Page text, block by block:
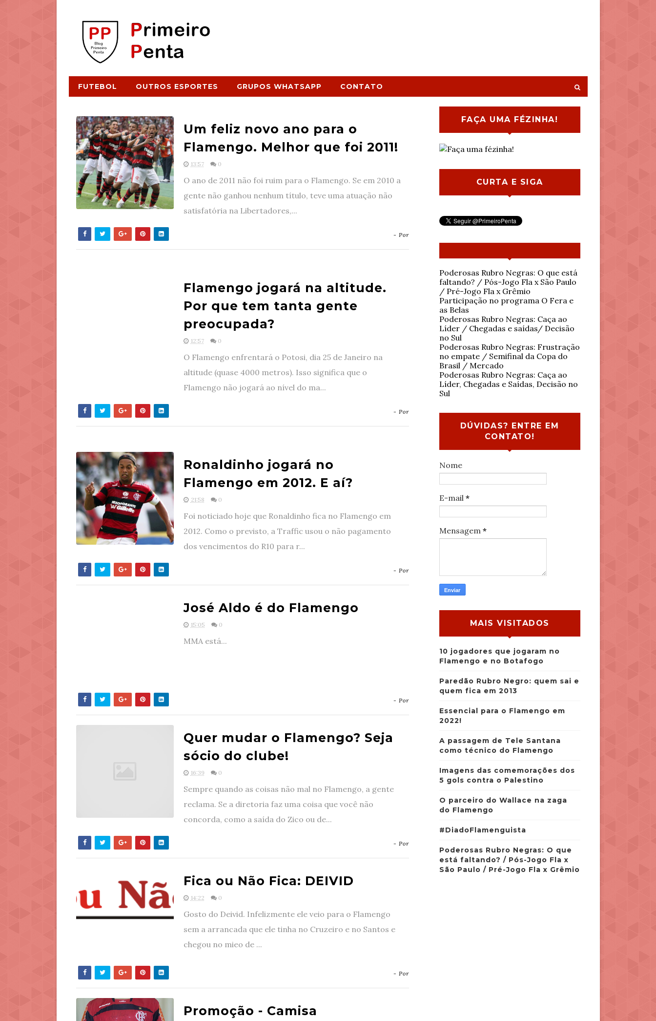
FUTEBOL OUTROS ESPORTES GRUPOS WHATSAPP CONTATO
Um feliz novo ano para o
Flamengo. Melhor que foi 2011!
13:57 0
O ano de 2011 não foi ruim para o Flamengo. Se em 2010 a
gente não ganhou nenhum título, teve uma atuação não
satisfatória na Libertadores,...
- Por
Flamengo jogará na altitude.
Por que tem tanta gente
preocupada?
12:57 0
O Flamengo enfrentará o Potosi, dia 25 de Janeiro na
altitude (quase 4000 metros). Isso significa que o
Flamengo não jogará ao nível do ma...
- Por
Ronaldinho jogará no
Flamengo em 2012. E aí?
21:58 0
Foi noticiado hoje que Ronaldinho fica no Flamengo em
2012. Como o previsto, a Traffic usou o não pagamento
dos vencimentos do R10 para r...
- Por
José Aldo é do Flamengo
15:05 0
MMA está...
- Por
Quer mudar o Flamengo? Seja
sócio do clube!
16:39 0
Sempre quando as coisas não mal no Flamengo, a gente
reclama. Se a diretoria faz uma coisa que você não
concorda, como a saída do Zico ou de...
- Por
Fica ou Não Fica: DEIVID
14:22 0
Gosto do Deivid. Infelizmente ele veio para o Flamengo
sem a arrancada que ele tinha no Cruzeiro e no Santos e
chegou no mieo de ...
- Por
Promoção - Camisa
FAÇA UMA FÉZINHA!
CURTA E SIGA
Poderosas Rubro Negras: O que está
faltando? / Pós-Jogo Fla x São Paulo
/ Pré-Jogo Fla x Grêmio
Participação no programa O Fera e
as Belas
Poderosas Rubro Negras: Caça ao
Líder / Chegadas e saídas/ Decisão
no Sul
Poderosas Rubro Negras: Frustração
no empate / Semifinal da Copa do
Brasil / Mercado
Poderosas Rubro Negras: Caça ao
Líder, Chegadas e Saídas, Decisão no
Sul
DÚVIDAS? ENTRE EM
CONTATO!
Nome
E-mail *
Mensagem *
MAIS VISITADOS
10 jogadores que jogaram no
Flamengo e no Botafogo
Paredão Rubro Negro: quem sai e
quem fica em 2013
Essencial para o Flamengo em
2022!
A passagem de Tele Santana
como técnico do Flamengo
Imagens das comemorações dos
5 gols contra o Palestino
O parceiro do Wallace na zaga
do Flamengo
#DiadoFlamenguista
Poderosas Rubro Negras: O que
está faltando? / Pós-Jogo Fla x
São Paulo / Pré-Jogo Fla x Grêmio